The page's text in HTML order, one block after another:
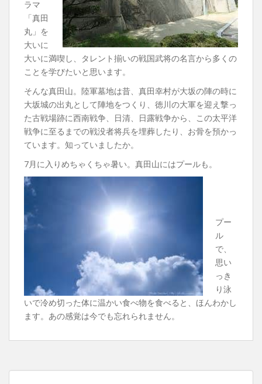
ラマ
「真田
丸」を
大いに
大いに満喫し、タレント揃いの戦国武将の名言から多くの
ことを学びたいと思います。
そんな真田山。陸軍墓地は昔、真田幸村が大坂の陣の時に
大坂城の出丸として陣地をつくり、徳川の大軍を迎え撃っ
た古戦場跡に西南戦争、日清、日露戦争から、この太平洋
戦争に至るまでの戦没者将兵を埋葬したり、お骨を預かっ
ています。知っていましたか。
7月に入りめちゃくちゃ暑い。真田山にはプールも。
プー
ル
で、
思い
っき
り泳
いで冷め切った体に温かい食べ物を食べると、ほんわかし
ます。 あの感覚は今でも忘れられません。